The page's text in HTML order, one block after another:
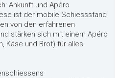
Ankunft und Apéro
ist der mobile Schiessstand
von den erfahrenen
stärken sich mit einem Apéro
Käse und Brot) für alles